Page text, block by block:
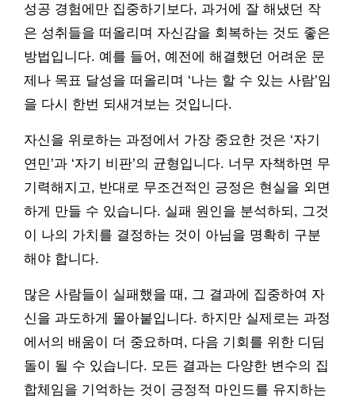
성공 경험에만 집중하기보다, 과거에 잘 해냈던 작
은 성취들을 떠올리며 자신감을 회복하는 것도 좋은
방법입니다. 예를 들어, 예전에 해결했던 어려운 문
제나 목표 달성을 떠올리며 ‘나는 할 수 있는 사람’임
을 다시 한번 되새겨보는 것입니다.
자신을 위로하는 과정에서 가장 중요한 것은 ‘자기
연민’과 ‘자기 비판’의 균형입니다. 너무 자책하면 무
기력해지고, 반대로 무조건적인 긍정은 현실을 외면
하게 만들 수 있습니다. 실패 원인을 분석하되, 그것
이 나의 가치를 결정하는 것이 아님을 명확히 구분
해야 합니다.
많은 사람들이 실패했을 때, 그 결과에 집중하여 자
신을 과도하게 몰아붙입니다. 하지만 실제로는 과정
에서의 배움이 더 중요하며, 다음 기회를 위한 디딤
돌이 될 수 있습니다. 모든 결과는 다양한 변수의 집
합체임을 기억하는 것이 긍정적 마인드를 유지하는